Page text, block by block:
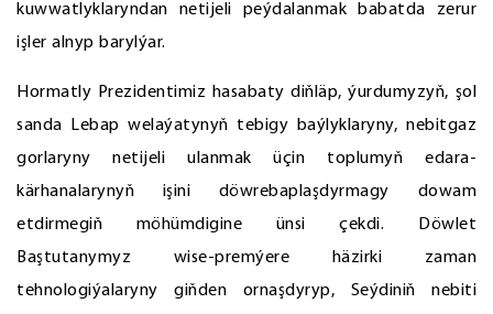
kuwwatlyklaryndan netijeli peýdalanmak babatda zerur
işler alnyp barylýar.
Hormatly Prezidentimiz hasabaty diňläp, ýurdumyzyň, şol
sanda Lebap welaýatynyň tebigy baýlyklaryny, nebitgaz
gorlaryny netijeli ulanmak üçin toplumyň edara-
kärhanalarynyň işini döwrebaplaşdyrmagy dowam
etdirmegiň möhümdigine ünsi çekdi. Döwlet
Baştutanymyz wise-premýere häzirki zaman
tehnologiýalaryny giňden ornaşdyryp, Seýdiniň nebiti